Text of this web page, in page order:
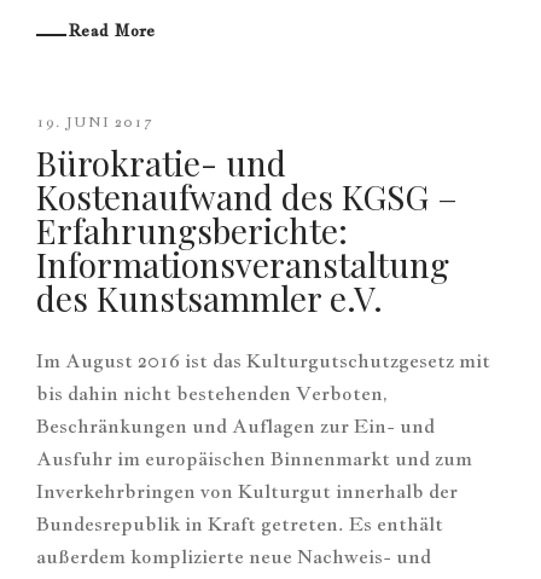
Read More
19. JUNI 2017
Bürokratie- und
Kostenaufwand des KGSG –
Erfahrungsberichte:
Informationsveranstaltung
des Kunstsammler e.V.
Im August 2016 ist das Kulturgutschutzgesetz mit
bis dahin nicht bestehenden Verboten,
Beschränkungen und Auflagen zur Ein- und
Ausfuhr im europäischen Binnenmarkt und zum
Inverkehrbringen von Kulturgut innerhalb der
Bundesrepublik in Kraft getreten. Es enthält
außerdem komplizierte neue Nachweis- und